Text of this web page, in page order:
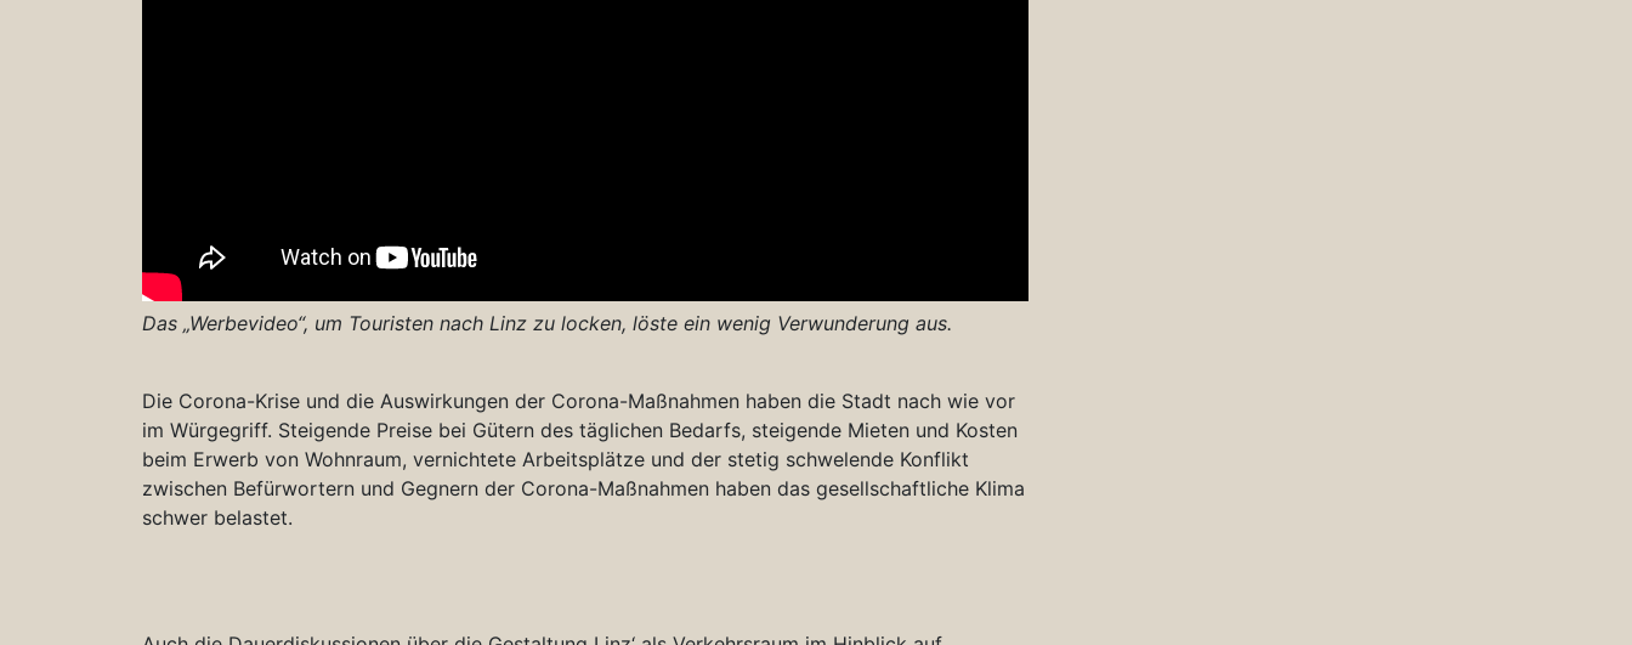
Das „Werbevideo“, um Touristen nach Linz zu locken, löste ein wenig Verwunderung aus.
Die Corona-Krise und die Auswirkungen der Corona-Maßnahmen haben die Stadt nach wie vor
im Würgegriff. Steigende Preise bei Gütern des täglichen Bedarfs, steigende Mieten und Kosten
beim Erwerb von Wohnraum, vernichtete Arbeitsplätze und der stetig schwelende Konflikt
zwischen Befürwortern und Gegnern der Corona-Maßnahmen haben das gesellschaftliche Klima
schwer belastet.